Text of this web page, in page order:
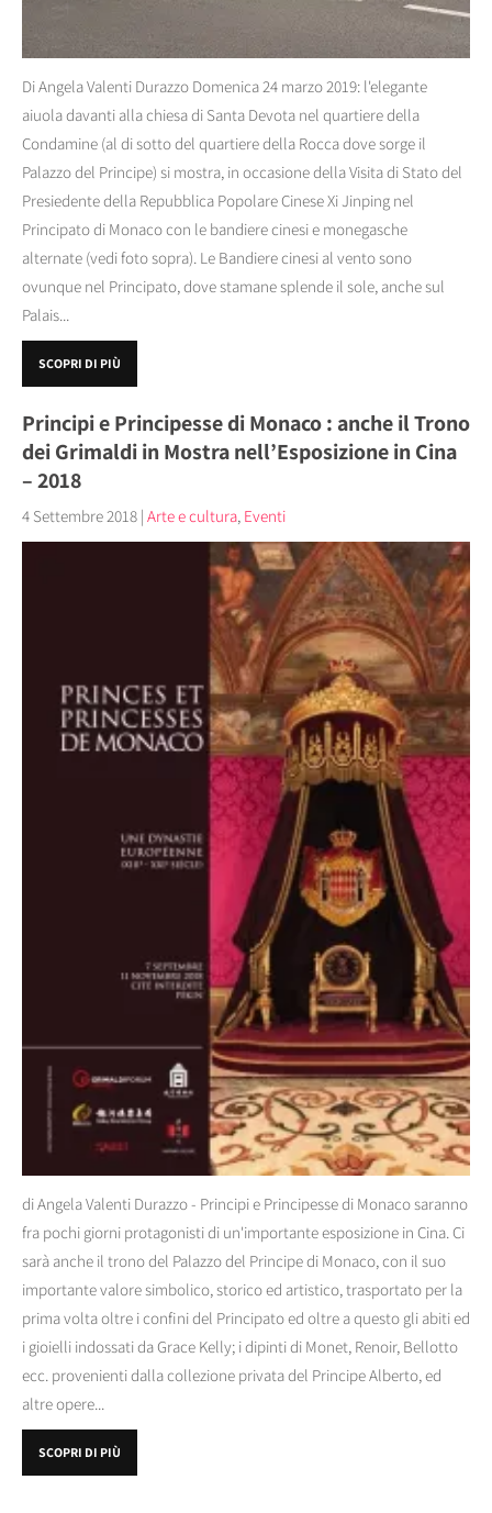
Di Angela Valenti Durazzo Domenica 24 marzo 2019: l'elegante
aiuola davanti alla chiesa di Santa Devota nel quartiere della
Condamine (al di sotto del quartiere della Rocca dove sorge il
Palazzo del Principe) si mostra, in occasione della Visita di Stato del
Presiedente della Repubblica Popolare Cinese Xi Jinping nel
Principato di Monaco con le bandiere cinesi e monegasche
alternate (vedi foto sopra). Le Bandiere cinesi al vento sono
ovunque nel Principato, dove stamane splende il sole, anche sul
Palais...
SCOPRI DI PIÙ
Principi e Principesse di Monaco : anche il Trono
dei Grimaldi in Mostra nell’Esposizione in Cina
– 2018
4 Settembre 2018 | Arte e cultura, Eventi
di Angela Valenti Durazzo - Principi e Principesse di Monaco saranno
fra pochi giorni protagonisti di un'importante esposizione in Cina. Ci
sarà anche il trono del Palazzo del Principe di Monaco, con il suo
importante valore simbolico, storico ed artistico, trasportato per la
prima volta oltre i confini del Principato ed oltre a questo gli abiti ed
i gioielli indossati da Grace Kelly; i dipinti di Monet, Renoir, Bellotto
ecc. provenienti dalla collezione privata del Principe Alberto, ed
altre opere...
SCOPRI DI PIÙ